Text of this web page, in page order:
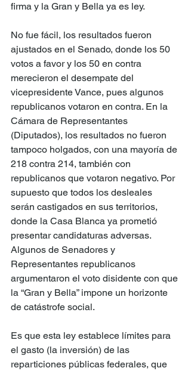
firma y la Gran y Bella ya es ley.
No fue fácil, los resultados fueron
ajustados en el Senado, donde los 50
votos a favor y los 50 en contra
merecieron el desempate del
vicepresidente Vance, pues algunos
republicanos votaron en contra. En la
Cámara de Representantes
(Diputados), los resultados no fueron
tampoco holgados, con una mayoría de
218 contra 214, también con
republicanos que votaron negativo. Por
supuesto que todos los desleales
serán castigados en sus territorios,
donde la Casa Blanca ya prometió
presentar candidaturas adversas.
Algunos de Senadores y
Representantes republicanos
argumentaron el voto disidente con que
la “Gran y Bella” impone un horizonte
de catástrofe social.
Es que esta ley establece límites para
el gasto (la inversión) de las
reparticiones públicas federales, que